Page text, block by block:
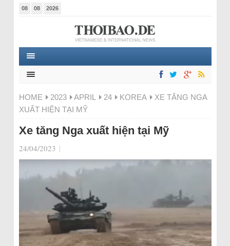
08 08 2026
HOME 2023 APRIL 24 KOREA
XE TĂNG NGA
XUẤT HIỆN TẠI MỸ
Xe tăng Nga xuất hiện tại Mỹ
24/04/2023 |